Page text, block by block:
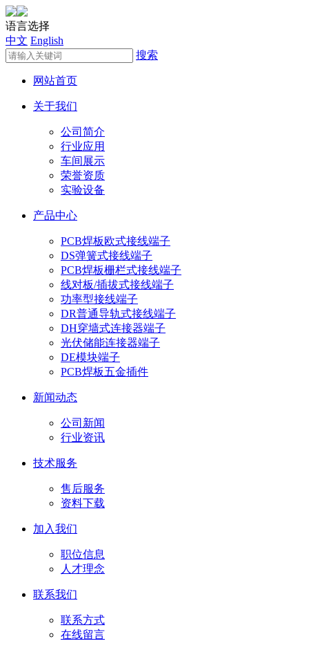
语言选择
中文 English
搜索
网站首页
关于我们
公司简介
行业应用
车间展示
荣誉资质
实验设备
产品中心
PCB焊板欧式接线端子
DS弹簧式接线端子
PCB焊板栅栏式接线端子
线对板/插拔式接线端子
功率型接线端子
DR普通导轨式接线端子
DH穿墙式连接器端子
光伏储能连接器端子
DE模块端子
PCB焊板五金插件
新闻动态
公司新闻
行业资讯
技术服务
售后服务
资料下载
加入我们
职位信息
人才理念
联系我们
联系方式
在线留言